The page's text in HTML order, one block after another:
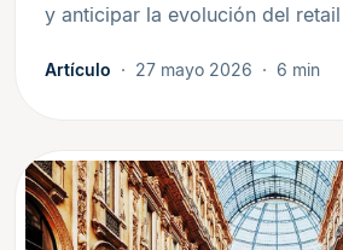
y anticipar la evolución del
Artículo 27 mayo 2026 6 min